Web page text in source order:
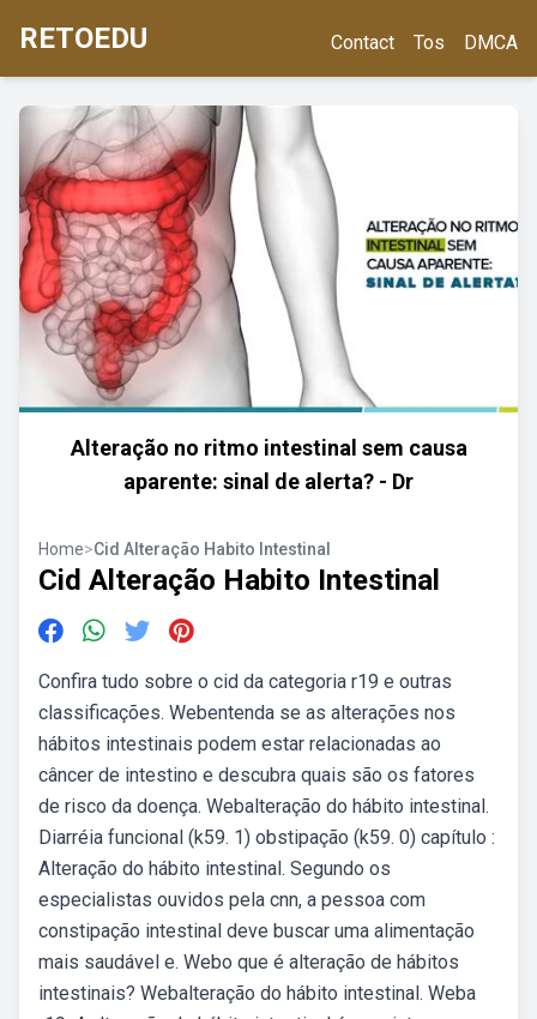
RETOEDU Contact Tos DMCA
Alteração no ritmo intestinal sem causa
aparente: sinal de alerta? - Dr
Home>Cid Alteração Habito Intestinal
Cid Alteração Habito Intestinal
Confira tudo sobre o cid da categoria r19 e outras
classificações. Webentenda se as alterações nos
hábitos intestinais podem estar relacionadas ao
câncer de intestino e descubra quais são os fatores
de risco da doença. Webalteração do hábito intestinal.
Diarréia funcional (k59. 1) obstipação (k59. 0) capítulo :
Alteração do hábito intestinal. Segundo os
especialistas ouvidos pela cnn, a pessoa com
constipação intestinal deve buscar uma alimentação
mais saudável e. Webo que é alteração de hábitos
intestinais? Webalteração do hábito intestinal. Weba